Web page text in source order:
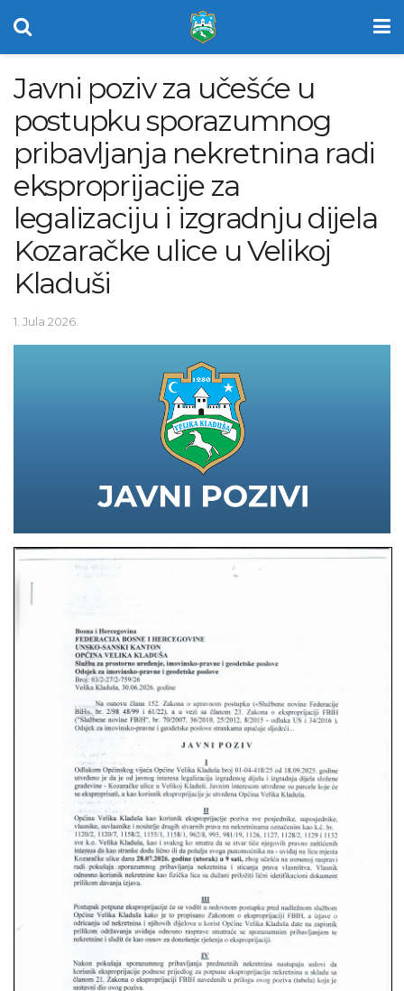
Javni poziv za učešće u
postupku sporazumnog
pribavljanja nekretnina radi
eksproprijacije za
legalizaciju i izgradnju dijela
Kozaračke ulice u Velikoj
Kladuši
1. Jula 2026.